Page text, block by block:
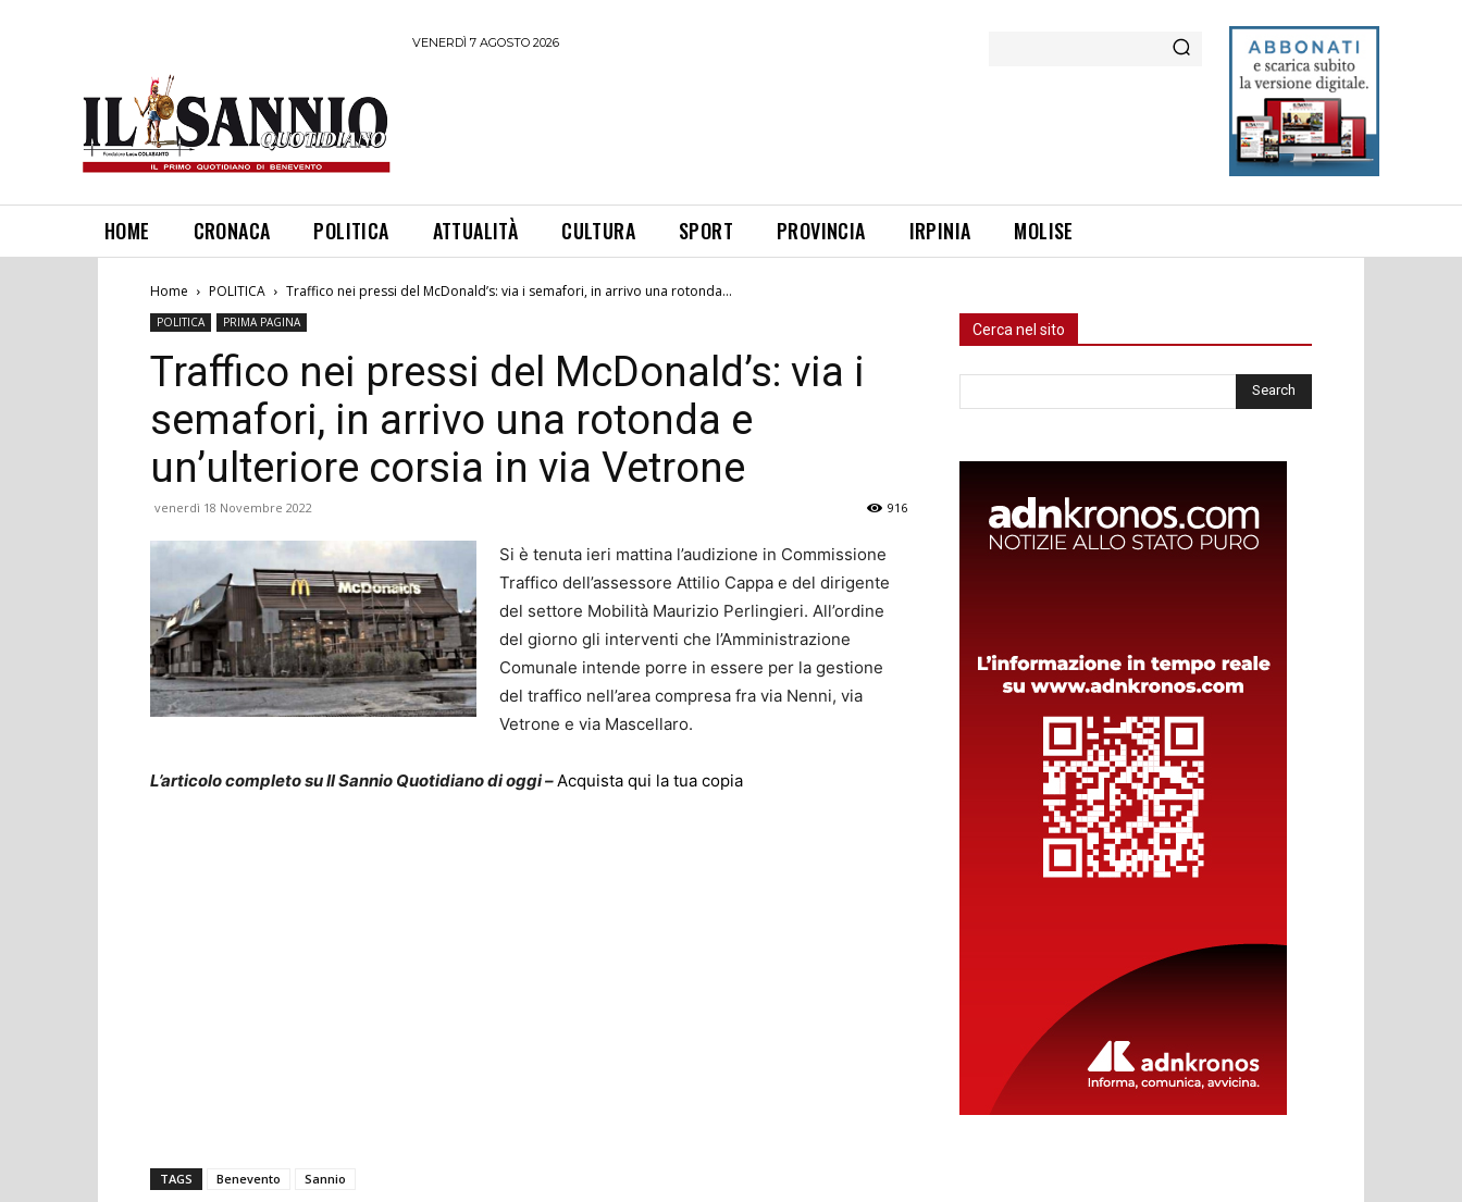
VENERDÌ 7 AGOSTO 2026
HOME CRONACA POLITICA ATTUALITÀ CULTURA SPORT PROVINCIA IRPINIA MOLISE
Home POLITICA Traffico nei pressi del McDonald’s: via i semafori, in arrivo una rotonda...
POLITICA PRIMA PAGINA
Traffico nei pressi del McDonald’s: via i
semafori, in arrivo una rotonda e
un’ulteriore corsia in via Vetrone
venerdì 18 Novembre 2022 916
Si è tenuta ieri mattina l’audizione in Commissione
Traffico dell’assessore Attilio Cappa e del dirigente
del settore Mobilità Maurizio Perlingieri. All’ordine
del giorno gli interventi che l’Amministrazione
Comunale intende porre in essere per la gestione
del traffico nell’area compresa fra via Nenni, via
Vetrone e via Mascellaro.
L’articolo completo su Il Sannio Quotidiano di oggi – Acquista qui la tua copia
TAGS Benevento Sannio
Cerca nel sito